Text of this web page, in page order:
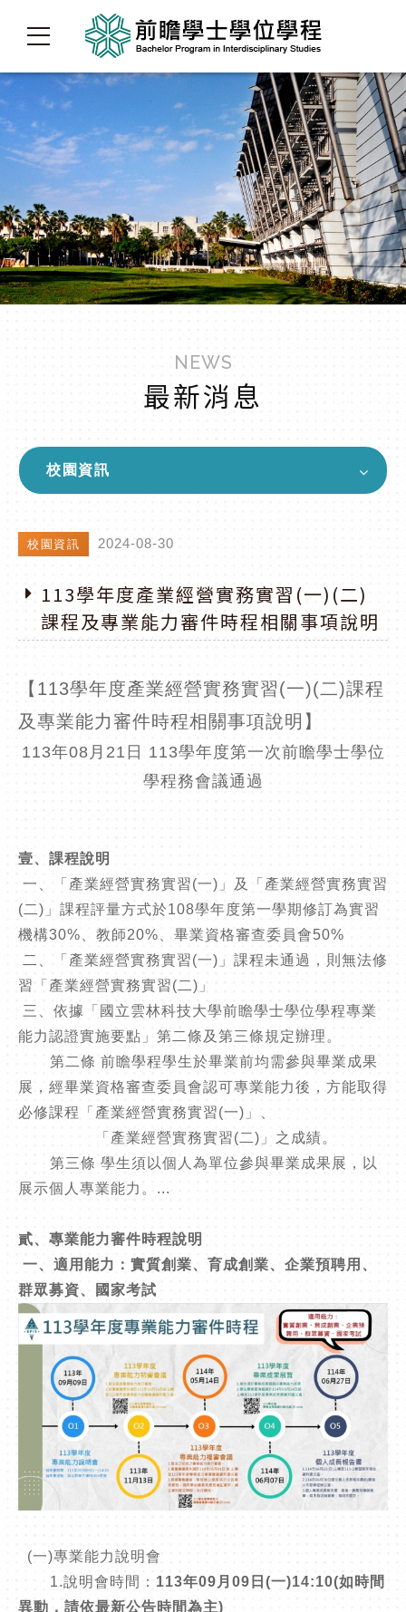
NEWS
最新消息
校園資訊
校園資訊 2024-08-30
113學年度產業經營實務實習(一)(二)
課程及專業能力審件時程相關事項說明
【113學年度產業經營實務實習(一)(二)課程
及專業能力審件時程相關事項說明】
113年08月21日 113學年度第一次前瞻學士學位
學程務會議通過
壹、課程說明
一、「產業經營實務實習(一)」及「產業經營實務實習
(二)」課程評量方式於108學年度第一學期修訂為實習
機構30%、教師20%、畢業資格審查委員會50%
二、「產業經營實務實習(一)」課程未通過，則無法修
習「產業經營實務實習(二)」
三、依據「國立雲林科技大學前瞻學士學位學程專業
能力認證實施要點」第二條及第三條規定辦理。
第二條 前瞻學程學生於畢業前均需參與畢業成果
展，經畢業資格審查委員會認可專業能力後，方能取得
必修課程「產業經營實務實習(一)」、
「產業經營實務實習(二)」之成績。
第三條 學生須以個人為單位參與畢業成果展，以
展示個人專業能力。...
貳、專業能力審件時程說明
一、適用能力：實質創業、育成創業、企業預聘用、
群眾募資、國家考試
(一)專業能力說明會
1.說明會時間： 113年09月09日(一)14:10(如時間
異動，請依最新公告時間為主)